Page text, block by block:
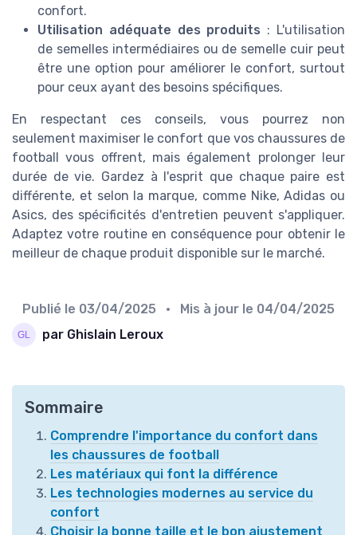
confort.
Utilisation adéquate des produits : L'utilisation
de semelles intermédiaires ou de semelle cuir peut
être une option pour améliorer le confort, surtout
pour ceux ayant des besoins spécifiques.
En respectant ces conseils, vous pourrez non
seulement maximiser le confort que vos chaussures de
football vous offrent, mais également prolonger leur
durée de vie. Gardez à l'esprit que chaque paire est
différente, et selon la marque, comme Nike, Adidas ou
Asics, des spécificités d'entretien peuvent s'appliquer.
Adaptez votre routine en conséquence pour obtenir le
meilleur de chaque produit disponible sur le marché.
Publié le 03/04/2025 • Mis à jour le 04/04/2025
par Ghislain Leroux
Sommaire
Comprendre l'importance du confort dans
les chaussures de football
Les matériaux qui font la différence
Les technologies modernes au service du
confort
Choisir la bonne taille et le bon ajustement